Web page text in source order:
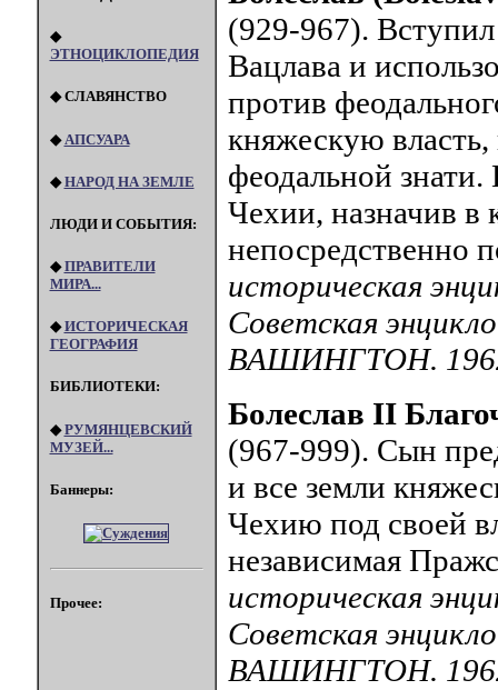
◆
ЭТНОЦИКЛОПЕДИЯ
◆ СЛАВЯНСТВО
◆ АПСУАРА
◆НАРОД НА ЗЕМЛЕ
ЛЮДИ И СОБЫТИЯ:
◆ПРАВИТЕЛИ
МИРА...
◆ИСТОРИЧЕСКАЯ
ГЕОГРАФИЯ
БИБЛИОТЕКИ:
◆РУМЯНЦЕВСКИЙ
МУЗЕЙ...
Баннеры:
Прочее:
(929-967). Вступил
Вацлава и
против
княжескую власть,
феодальной
Чехии, назначив в
непосредственно
историческая
Советская
ВАШИНГТОН.
Болеслав II
(967-999). Сын
и все земли
Чехию под своей
независимая
историческая
Советская
ВАШИНГТОН.